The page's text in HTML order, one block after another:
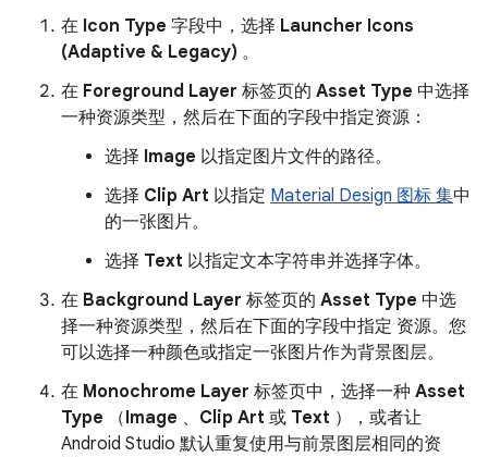
在 Icon Type 字段中，选择 Launcher Icons
(Adaptive & Legacy) 。
在 Foreground Layer 标签页的 Asset Type 中选择
一种资源类型，然后在下面的字段中指定资源：
选择 Image 以指定图片文件的路径。
选择 Clip Art 以指定 Material Design 图标 集中
的一张图片。
选择 Text 以指定文本字符串并选择字体。
在 Background Layer 标签页的 Asset Type 中选
择一种资源类型，然后在下面的字段中指定 资源。您
可以选择一种颜色或指定一张图片作为背景图层。
在 Monochrome Layer 标签页中，选择一种 Asset
Type （Image 、 Clip Art 或 Text ），或者让
Android Studio 默认重复使用与前景图层相同的资